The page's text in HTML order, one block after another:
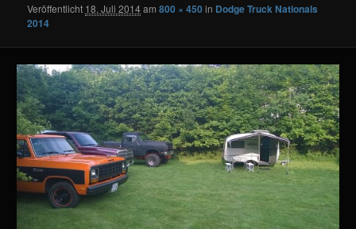
Veröffentlicht 18. Juli 2014am800 × 450 in Dodge Truck Nationals
2014